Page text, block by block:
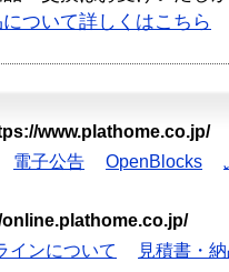
ついて詳しくはこちら
www.plathome.co.jp/
電子公告 OpenBlocks
online.plathome.co.jp/
インについて
見積書・